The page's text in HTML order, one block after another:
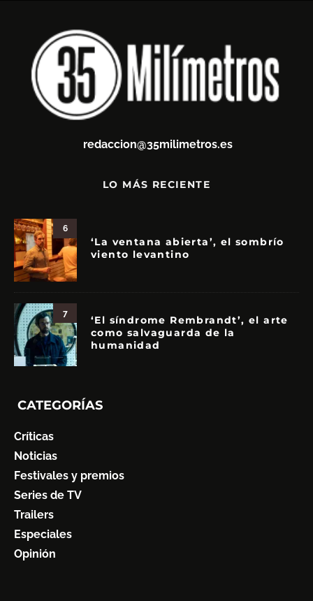
redaccion@35milimetros.es
LO MÁS RECIENTE
6
‘La ventana abierta’, el sombrío
viento levantino
7
‘El síndrome Rembrandt’, el arte
como salvaguarda de la
humanidad
CATEGORÍAS
Críticas
Noticias
Festivales y premios
Series de TV
Trailers
Especiales
Opinión